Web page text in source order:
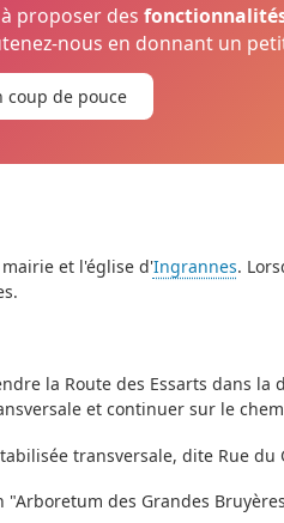
proposer des
nous en donnant un
coup de pouce
et l'église d'Ingrannes.
la Route des Essarts dans la
et continuer sur le
transversale, dite Rue du
des Grandes